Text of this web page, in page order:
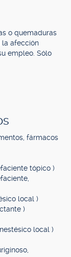
o quemaduras
la afección
empleo. Sólo
fármacos
tópico )
local )
)
local )